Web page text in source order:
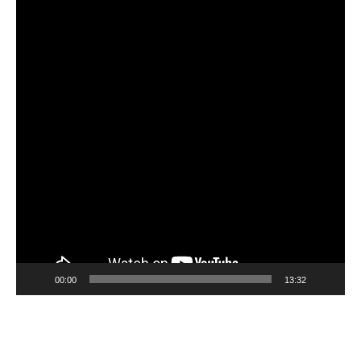
00:00 13:32